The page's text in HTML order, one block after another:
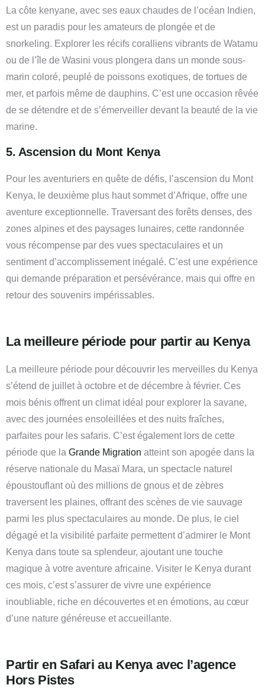
La côte kenyane, avec ses eaux chaudes de l’océan Indien,
est un paradis pour les amateurs de plongée et de
snorkeling. Explorer les récifs coralliens vibrants de Watamu
ou de l’île de Wasini vous plongera dans un monde sous-
marin coloré, peuplé de poissons exotiques, de tortues de
mer, et parfois même de dauphins. C’est une occasion rêvée
de se détendre et de s’émerveiller devant la beauté de la vie
marine.
5. Ascension du Mont Kenya
Pour les aventuriers en quête de défis, l’ascension du Mont
Kenya, le deuxième plus haut sommet d’Afrique, offre une
aventure exceptionnelle. Traversant des forêts denses, des
zones alpines et des paysages lunaires, cette randonnée
vous récompense par des vues spectaculaires et un
sentiment d’accomplissement inégalé. C’est une expérience
qui demande préparation et persévérance, mais qui offre en
retour des souvenirs impérissables.
La meilleure période pour partir au Kenya
La meilleure période pour découvrir les merveilles du Kenya
s’étend de juillet à octobre et de décembre à février. Ces
mois bénis offrent un climat idéal pour explorer la savane,
avec des journées ensoleillées et des nuits fraîches,
parfaites pour les safaris. C’est également lors de cette
période que la Grande Migration atteint son apogée dans la
réserve nationale du Masaï Mara, un spectacle naturel
époustouflant où des millions de gnous et de zèbres
traversent les plaines, offrant des scènes de vie sauvage
parmi les plus spectaculaires au monde. De plus, le ciel
dégagé et la visibilité parfaite permettent d’admirer le Mont
Kenya dans toute sa splendeur, ajoutant une touche
magique à votre aventure africaine. Visiter le Kenya durant
ces mois, c’est s’assurer de vivre une expérience
inoubliable, riche en découvertes et en émotions, au cœur
d’une nature généreuse et accueillante.
Partir en Safari au Kenya avec l’agence
Hors Pistes